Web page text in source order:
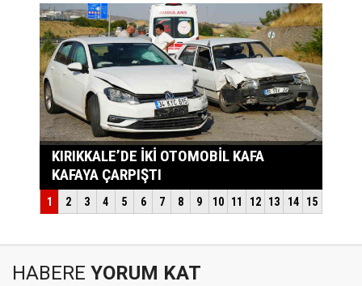
HABERE YORUM KAT